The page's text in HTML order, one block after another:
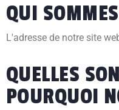
QUI
L'adresse de notre site
QUELLES
POURQUOI